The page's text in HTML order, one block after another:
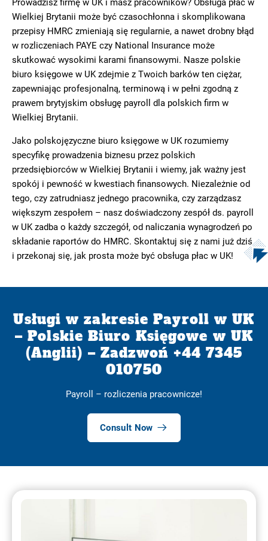
Prowadzisz firmę w UK i masz pracowników? Obsługa płac w
Wielkiej Brytanii może być czasochłonna i skomplikowana
przepisy HMRC zmieniają się regularnie, a nawet drobny błąd
w rozliczeniach PAYE czy National Insurance może
skutkować wysokimi karami finansowymi. Nasze polskie
biuro księgowe w UK zdejmie z Twoich barków ten ciężar,
zapewniając profesjonalną, terminową i w pełni zgodną z
prawem brytyjskim obsługę payroll dla polskich firm w
Wielkiej Brytanii.
Jako polskojęzyczne biuro księgowe w UK rozumiemy
specyfikę prowadzenia biznesu przez polskich
przedsiębiorców w Wielkiej Brytanii i wiemy, jak ważny jest
spokój i pewność w kwestiach finansowych. Niezależnie od
tego, czy zatrudniasz jednego pracownika, czy zarządzasz
większym zespołem – nasz doświadczony zespół ds. payroll
w UK zadba o każdy szczegół, od naliczania wynagrodzeń po
składanie raportów do HMRC. Skontaktuj się z nami już dziś
i przekonaj się, jak prosta może być obsługa płac w UK!
Usługi w zakresie Payroll w UK
– Polskie Biuro Księgowe w UK
(Anglii) – Zadzwoń +44 7345
010750
Payroll – rozliczenia pracownicze!
Consult Now